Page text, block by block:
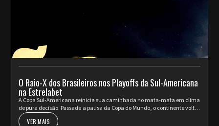
O Raio-X dos Brasileiros nos Playoffs da Sul-Americana
na Estrelabet
A Copa Sul-Americana reinicia sua caminhada no mata-mata em clima
de pura decisão. Passada a pausa da Copa do Mundo, o continente volta
a pulsar com as partidas de ida da fase de Playoffs. Quatro rep...
VER MAIS